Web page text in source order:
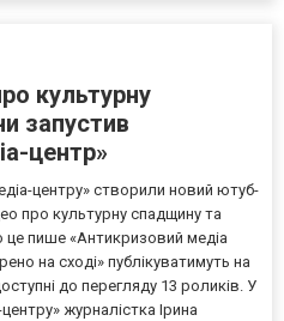
культурну
запустив
центр»
центру» створили новий ютуб-
про культурну спадщину та
пише «Антикризовий медіа
на сході» публікуватимуть на
до перегляду 13 роликів. У
журналістка Ірина